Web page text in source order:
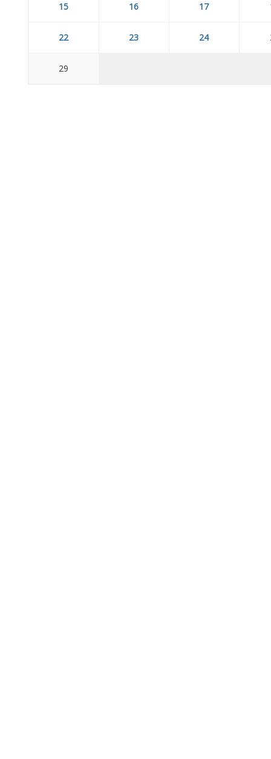
15 16 17
22 23 24
29